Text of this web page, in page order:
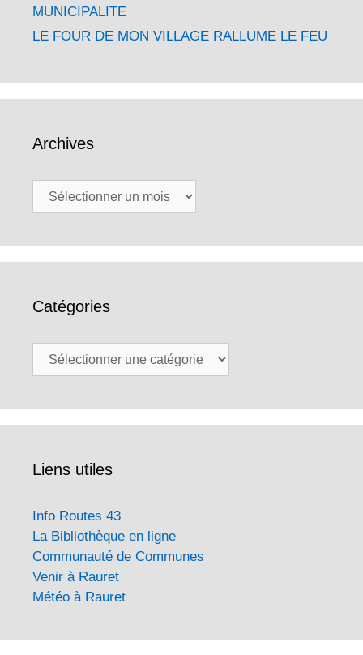
MUNICIPALITE
LE FOUR DE MON VILLAGE RALLUME LE FEU
Archives
Archives
Catégories
Catégories
Liens utiles
Info Routes 43
La Bibliothèque en ligne
Communauté de Communes
Venir à Rauret
Météo à Rauret